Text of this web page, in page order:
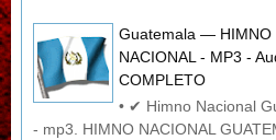
Guatemala — HIMNO
NACIONAL - MP3 -
COMPLETO
• ✔ Himno Nacional
- mp3. HIMNO NACIONAL